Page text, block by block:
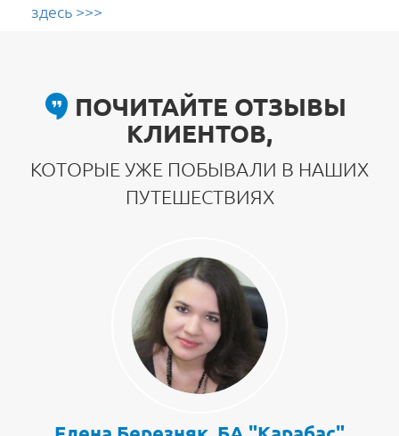
здесь >>>
ПОЧИТАЙТЕ ОТЗЫВЫ
КЛИЕНТОВ,
КОТОРЫЕ УЖЕ ПОБЫВАЛИ В НАШИХ
ПУТЕШЕСТВИЯХ